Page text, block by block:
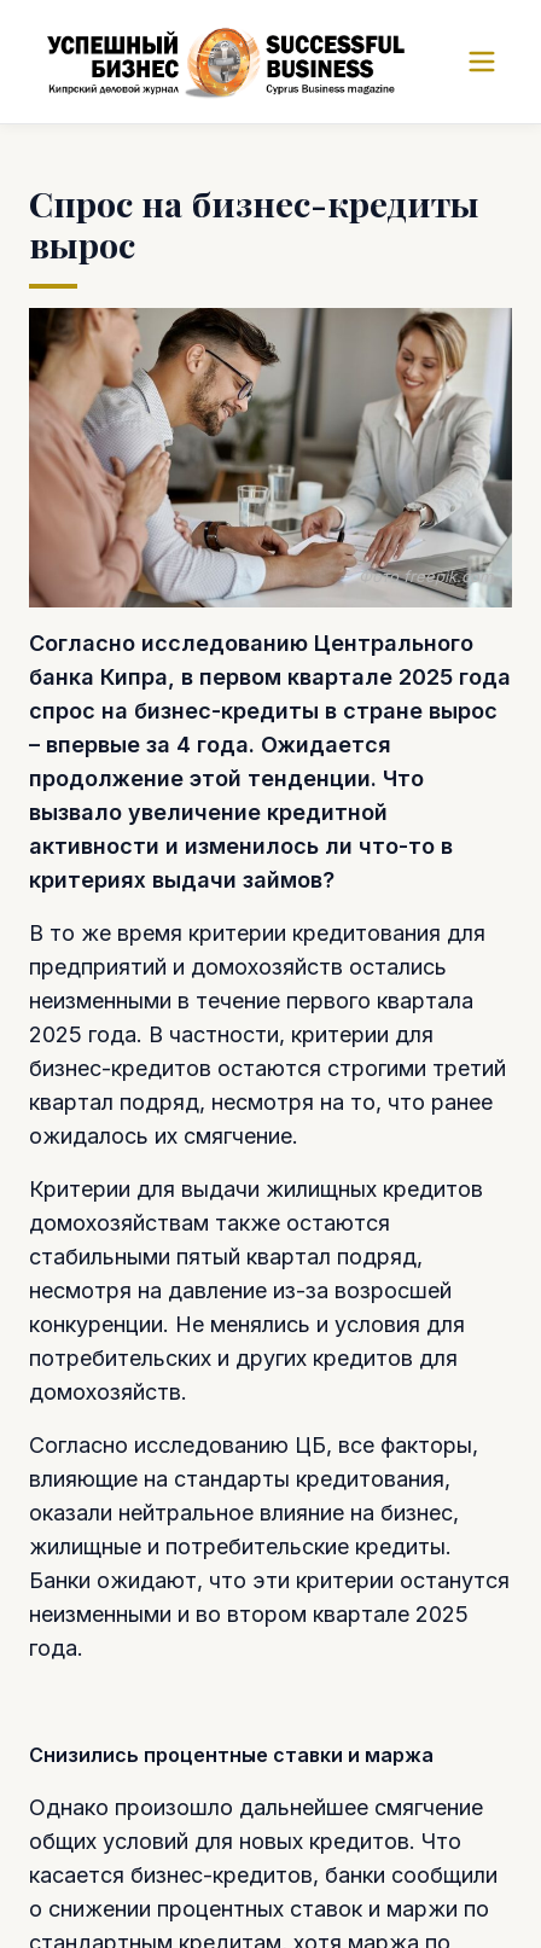
Спрос на бизнес-кредиты
вырос
Фото freepik.com
Согласно исследованию Центрального
банка Кипра, в первом квартале 2025 года
спрос на бизнес-кредиты в стране вырос
– впервые за 4 года. Ожидается
продолжение этой тенденции. Что
вызвало увеличение кредитной
активности и изменилось ли что-то в
критериях выдачи займов?
В то же время критерии кредитования для
предприятий и домохозяйств остались
неизменными в течение первого квартала
2025 года. В частности, критерии для
бизнес-кредитов остаются строгими третий
квартал подряд, несмотря на то, что ранее
ожидалось их смягчение.
Критерии для выдачи жилищных кредитов
домохозяйствам также остаются
стабильными пятый квартал подряд,
несмотря на давление из-за возросшей
конкуренции. Не менялись и условия для
потребительских и других кредитов для
домохозяйств.
Согласно исследованию ЦБ, все факторы,
влияющие на стандарты кредитования,
оказали нейтральное влияние на бизнес,
жилищные и потребительские кредиты.
Банки ожидают, что эти критерии останутся
неизменными и во втором квартале 2025
года.
Снизились процентные ставки и маржа
Однако произошло дальнейшее смягчение
общих условий для новых кредитов. Что
касается бизнес-кредитов, банки сообщили
о снижении процентных ставок и маржи по
стандартным кредитам, хотя маржа по